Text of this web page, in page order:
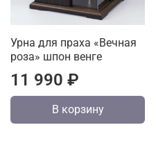
Урна для праха «Вечная
роза» шпон венге
11 990 ₽
В корзину